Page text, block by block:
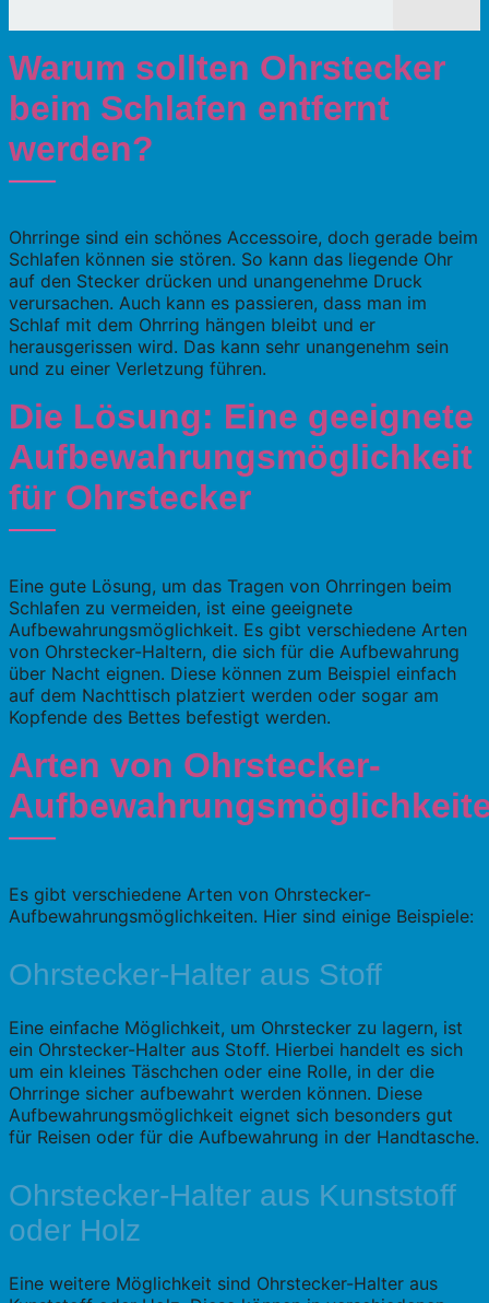
Warum sollten Ohrstecker
beim Schlafen entfernt
werden?
Ohrringe sind ein schönes Accessoire, doch gerade beim
Schlafen können sie stören. So kann das liegende Ohr
auf den Stecker drücken und unangenehme Druck
verursachen. Auch kann es passieren, dass man im
Schlaf mit dem Ohrring hängen bleibt und er
herausgerissen wird. Das kann sehr unangenehm sein
und zu einer Verletzung führen.
Die Lösung: Eine geeignete
Aufbewahrungsmöglichkeit
für Ohrstecker
Eine gute Lösung, um das Tragen von Ohrringen beim
Schlafen zu vermeiden, ist eine geeignete
Aufbewahrungsmöglichkeit. Es gibt verschiedene Arten
von Ohrstecker-Haltern, die sich für die Aufbewahrung
über Nacht eignen. Diese können zum Beispiel einfach
auf dem Nachttisch platziert werden oder sogar am
Kopfende des Bettes befestigt werden.
Arten von Ohrstecker-
Es gibt verschiedene Arten von Ohrstecker-
Aufbewahrungsmöglichkeiten. Hier sind einige Beispiele:
Ohrstecker-Halter aus Stoff
Eine einfache Möglichkeit, um Ohrstecker zu lagern, ist
ein Ohrstecker-Halter aus Stoff. Hierbei handelt es sich
um ein kleines Täschchen oder eine Rolle, in der die
Ohrringe sicher aufbewahrt werden können. Diese
Aufbewahrungsmöglichkeit eignet sich besonders gut
für Reisen oder für die Aufbewahrung in der Handtasche.
Ohrstecker-Halter aus Kunststoff
oder Holz
Eine weitere Möglichkeit sind Ohrstecker-Halter aus